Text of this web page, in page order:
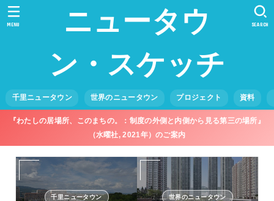
ニュータウ
ン・スケッチ
千里ニュータウン 世界のニュータウン プロジェクト 資料
SEARCH
MENU
『わたしの居場所、このまちの。：制度の外側と内側から見る第三の場所』
（水曜社, 2021年）のご案内
千里ニュータウン 世界のニュータウン